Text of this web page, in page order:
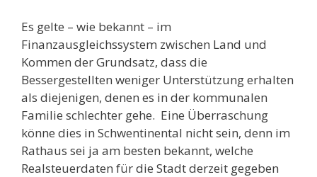
Es gelte – wie bekannt – im
Finanzausgleichssystem zwischen Land und
Kommen der Grundsatz, dass die
Bessergestellten weniger Unterstützung erhalten
als diejenigen, denen es in der kommunalen
Familie schlechter gehe. Eine Überraschung
könne dies in Schwentinental nicht sein, denn im
Rathaus sei ja am besten bekannt, welche
Realsteuerdaten für die Stadt derzeit gegeben